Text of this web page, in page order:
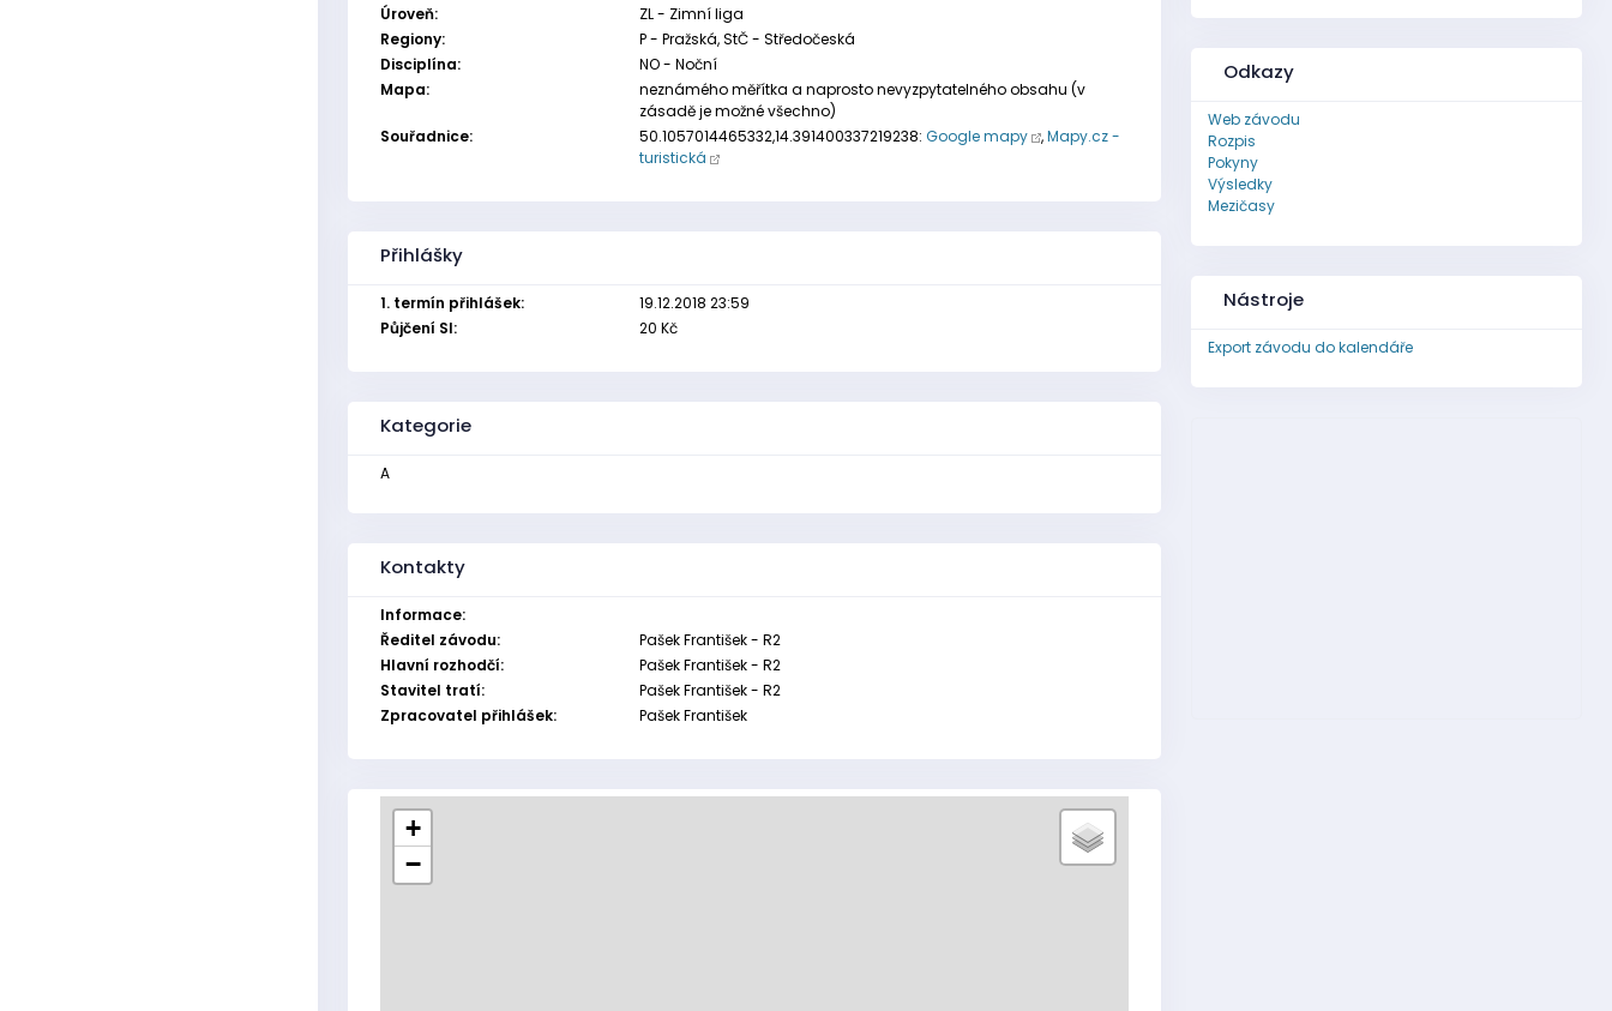
Úroveň:
ZL - Zimní liga
Regiony:
P - Pražská, StČ - Středočeská
Disciplína:
NO - Noční
Mapa:
neznámého měřítka a naprosto nevyzpytatelného obsahu (v
zásadě je možné všechno)
Souřadnice:
50.1057014465332,14.391400337219238:Google mapy ,Mapy.cz -
turistická
Přihlášky
1. termín přihlášek:
19.12.2018 23:59
Půjčení SI:
20 Kč
Kategorie
A
Kontakty
Informace:
Ředitel závodu:
Pašek František - R2
Hlavní rozhodčí:
Pašek František - R2
Stavitel tratí:
Pašek František - R2
Zpracovatel přihlášek:
Pašek František
+
−
Odkazy
Web závodu
Rozpis
Pokyny
Výsledky
Mezičasy
Nástroje
Export závodu do kalendáře